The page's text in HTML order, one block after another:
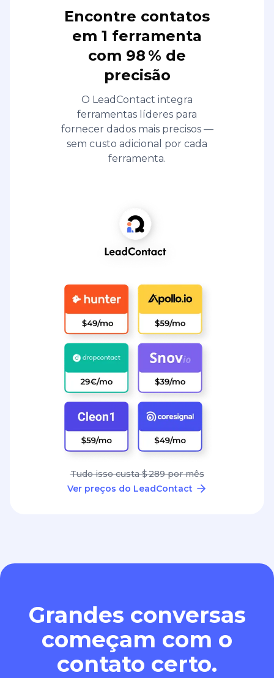
Encontre contatos
em 1 ferramenta
com 98 % de
precisão
O LeadContact integra
ferramentas líderes para
fornecer dados mais precisos —
sem custo adicional por cada
ferramenta.
Tudo isso custa $ 289 por mês
Ver preços do LeadContact
Grandes conversas
começam com o
contato certo.